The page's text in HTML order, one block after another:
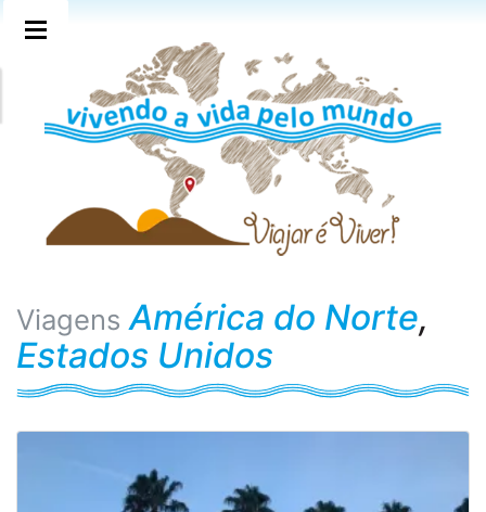
Viagens América do Norte,
Estados Unidos